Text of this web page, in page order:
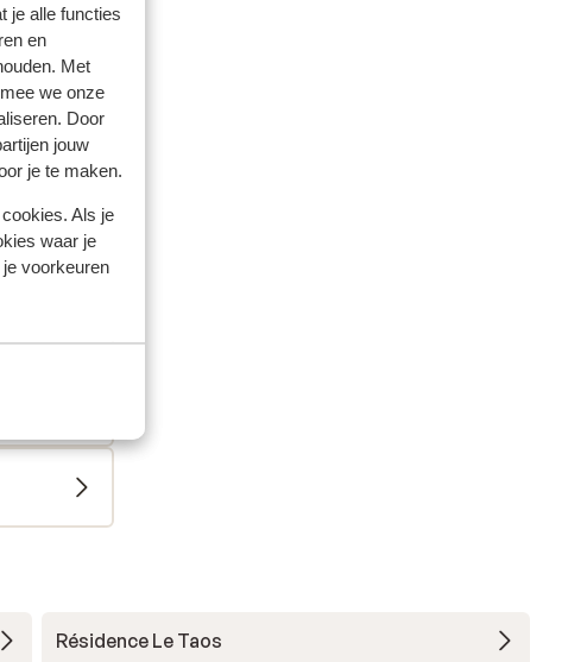
je alle functies
en
Met
we onze
Door
jouw
je te maken.
Als je
waar je
voorkeuren
Résidence Le Taos